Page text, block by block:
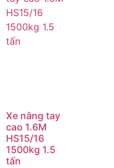
Xe nâng tay
cao 1.6M
HS15/16
1500kg 1.5
tấn